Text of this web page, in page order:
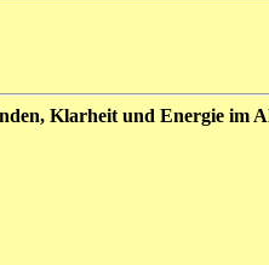
Klarheit und Energie im